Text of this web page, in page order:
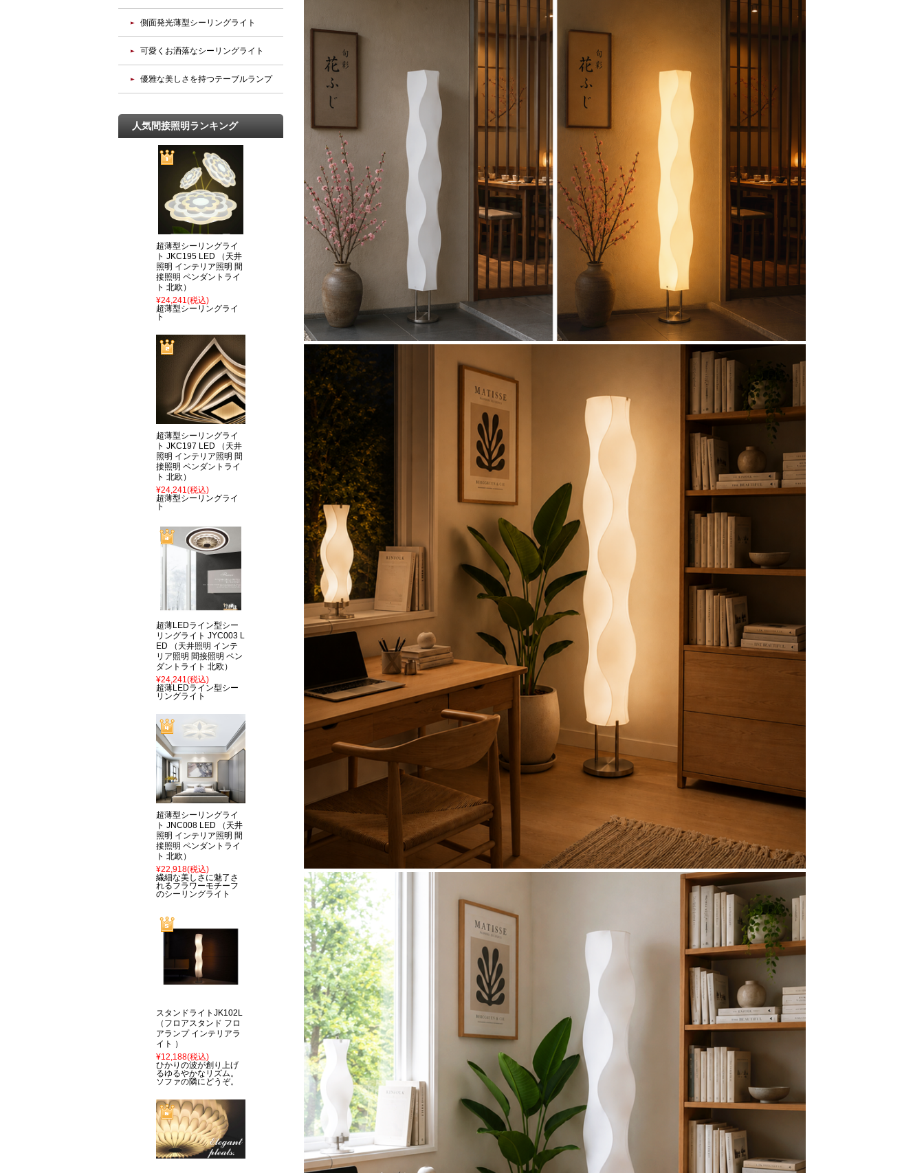
側面発光薄型シーリングライト
可愛くお洒落なシーリングライト
優雅な美しさを持つテーブルランプ
人気間接照明ランキング
超薄型シーリングライ
ト JKC195 LED （天井
照明 インテリア照明 間
接照明 ペンダントライ
ト 北欧）
¥24,241(税込)
超薄型シーリングライ
ト
超薄型シーリングライ
ト JKC197 LED （天井
照明 インテリア照明 間
接照明 ペンダントライ
ト 北欧）
¥24,241(税込)
超薄型シーリングライ
ト
超薄LEDライン型シー
リングライト JYC003 L
ED （天井照明 インテ
リア照明 間接照明 ペン
ダントライト 北欧）
¥24,241(税込)
超薄LEDライン型シー
リングライト
超薄型シーリングライ
ト JNC008 LED （天井
照明 インテリア照明 間
接照明 ペンダントライ
ト 北欧）
¥22,918(税込)
繊細な美しさに魅了さ
れるフラワーモチーフ
のシーリングライト
スタンドライトJK102L
（フロアスタンド フロ
アランプ インテリアラ
イト ）
¥12,188(税込)
ひかりの波が創り上げ
るゆるやかなリズム。
ソファの隣にどうぞ。